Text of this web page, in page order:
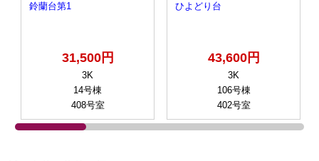
鈴蘭台第1
31,500円
3K
14号棟
408号室
ひよどり台
43,600円
3K
106号棟
402号室